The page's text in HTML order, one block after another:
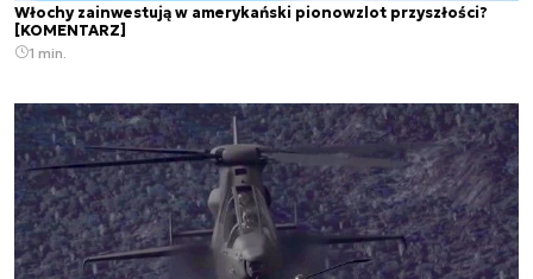
Włochy zainwestują w amerykański pionowzlot przyszłości?
[KOMENTARZ]
1 min.